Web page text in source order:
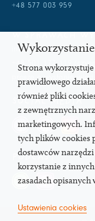
+48 577 003 959
+48 501 177 119
proszę o wysłanie
SOCIAL MEDIA
PODCAST
Strona
prawidłowego
również pliki
z zewnętrznych
marketingowych.
tych plików cookies
dostawców
korzystanie z
zasadach
Ustawienia cookies